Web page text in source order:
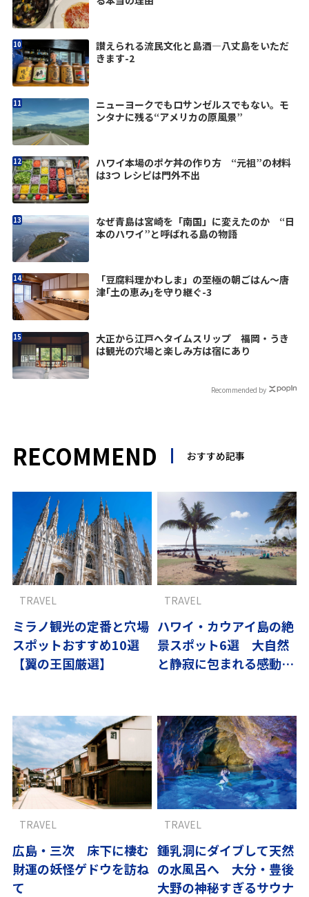
讃えられる流民文化と島酒―八丈島をいただ
きます-2
ニューヨークでもロサンゼルスでもない。モ
ンタナに残る“アメリカの原風景”
ハワイ本場のポケ丼の作り方 “元祖”の材料
は3つ レシピは門外不出
なぜ青島は宮崎を「南国」に変えたのか “日
本のハワイ”と呼ばれる島の物語
「豆腐料理かわしま」の至極の朝ごはん～唐
津｢土の恵み｣を守り継ぐ-3
大正から江戸へタイムスリップ 福岡・うき
は観光の穴場と楽しみ方は宿にあり
Recommended by
RECOMMEND おすすめ記事
ミラノ観光の定番と穴場
スポットおすすめ10選
【翼の王国厳選】
TRAVEL
ハワイ・カウアイ島の絶
景スポット6選 大自然
と静寂に包まれる感動の
TRAVEL
広島・三次 床下に棲む
財運の妖怪ゲドウを訪ね
て
TRAVEL
鍾乳洞にダイブして天然
の水風呂へ 大分・豊後
大野の神秘すぎるサウナ
TRAVEL